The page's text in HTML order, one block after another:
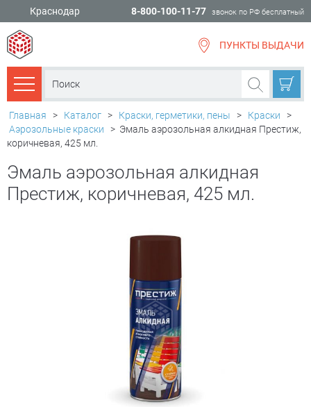
Краснодар 8-800-100-11-77 звонок по РФ бесплатный
ПУНКТЫ ВЫДАЧИ
Каталог товаров
Главная > Каталог > Краски, герметики, пены > Краски
>
Аэрозольные краски
> Эмаль аэрозольная алкидная Престиж,
коричневая, 425 мл.
Эмаль аэрозольная алкидная
Престиж, коричневая, 425 мл.